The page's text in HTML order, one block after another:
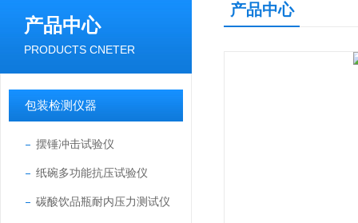
产品中心
PRODUCTS CNETER
包装检测仪器
摆锤冲击试验仪
纸碗多功能抗压试验仪
碳酸饮品瓶耐内压力测试仪
产品中心